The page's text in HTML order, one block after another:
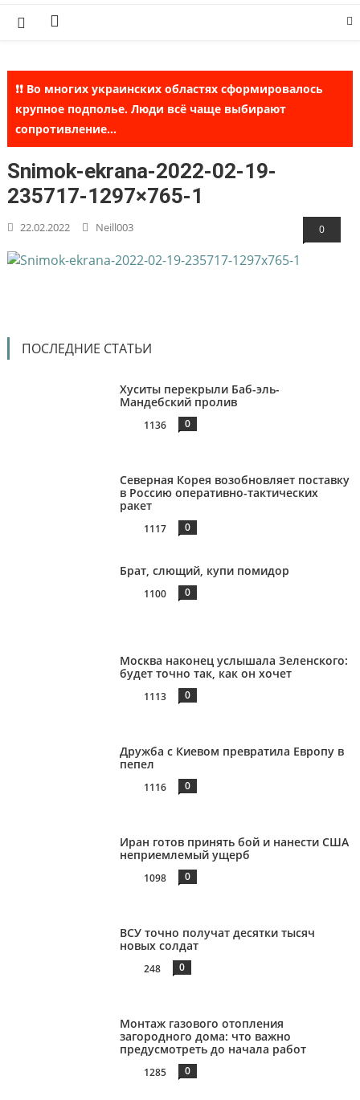
❗❗ Во многих украинских областях сформировалось
крупное подполье. Люди всё чаще выбирают
сопротивление...
Snimok-ekrana-2022-02-19-
235717-1297×765-1
22.02.2022 Neill003 0
ПОСЛЕДНИЕ СТАТЬИ
Хуситы перекрыли Баб-эль-
Мандебский пролив
1136 0
Северная Корея возобновляет поставку
в Россию оперативно-тактических
ракет
1117 0
Брат, слющий, купи помидор
1100 0
Москва наконец услышала Зеленского:
будет точно так, как он хочет
1113 0
Дружба с Киевом превратила Европу в
пепел
1116 0
Иран готов принять бой и нанести США
неприемлемый ущерб
1098 0
ВСУ точно получат десятки тысяч
новых солдат
248 0
Монтаж газового отопления
загородного дома: что важно
предусмотреть до начала работ
1285 0